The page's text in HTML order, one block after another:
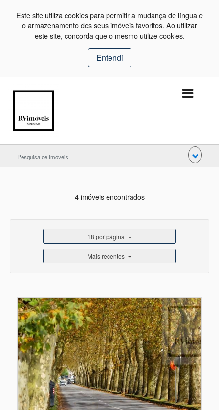
Este site utiliza cookies para permitir a mudança de língua e
o armazenamento dos seus imóveis favoritos. Ao utilizar
este site, concorda que o mesmo utilize cookies.
Entendi
Pesquisa de Imóveis
4 imóveis encontrados
18 por página
Mais recentes